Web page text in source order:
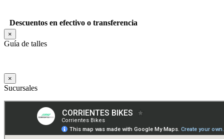
Descuentos en efectivo o transferencia
×
Guía de talles
×
Sucursales